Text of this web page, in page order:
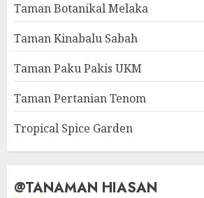
Taman Botanikal Melaka
Taman Kinabalu Sabah
Taman Paku Pakis UKM
Taman Pertanian Tenom
Tropical Spice Garden
@TANAMAN HIASAN